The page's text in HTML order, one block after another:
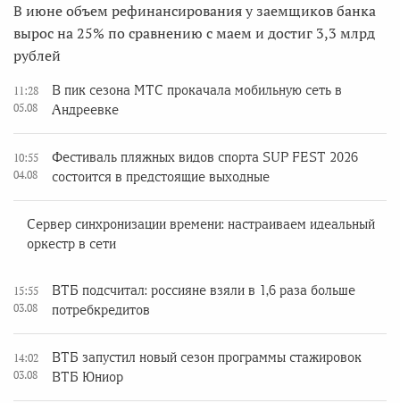
В июне объем рефинансирования у заемщиков банка
вырос на 25% по сравнению с маем и достиг 3,3 млрд
рублей
11:28
05.08
В пик сезона МТС прокачала мобильную сеть в
Андреевке
10:55
04.08
Фестиваль пляжных видов спорта SUP FEST 2026
состоится в предстоящие выходные
Сервер синхронизации времени: настраиваем идеальный
оркестр в сети
15:55
03.08
ВТБ подсчитал: россияне взяли в 1,6 раза больше
потребкредитов
14:02
03.08
ВТБ запустил новый сезон программы стажировок
ВТБ Юниор